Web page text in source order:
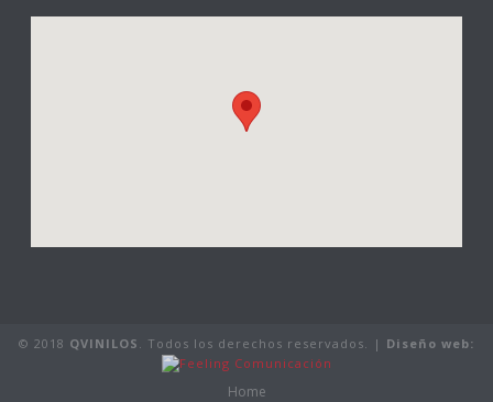
© 2018 QVINILOS . Todos los derechos reservados. | Diseño web:
Home